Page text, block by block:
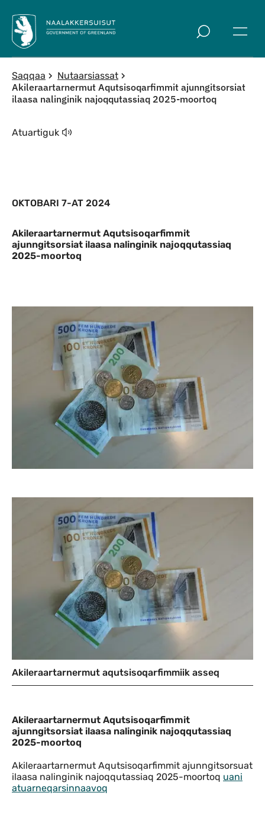
Saqqaa Nutaarsiassat
Akileraartarnermut Aqutsisoqarfimmit ajunngitsorsiat
ilaasa nalinginik najoqqutassiaq 2025-moortoq
Atuartiguk
OKTOBARI 7-AT 2024
Akileraartarnermut Aqutsisoqarfimmit
ajunngitsorsiat ilaasa nalinginik najoqqutassiaq
2025-moortoq
Akileraartarnermut aqutsisoqarfimmiik asseq
Akileraartarnermut
Akileraartarnermut Aqutsisoqarfimmit
ajunngitsorsiat ilaasa nalinginik najoqqutassiaq
2025-moortoq
Akileraartarnermut Aqutsisoqarfimmit ajunngitsorsuat
ilaasa nalinginik najoqqutassiaq 2025-moortoq uani
atuarneqarsinnaavoq